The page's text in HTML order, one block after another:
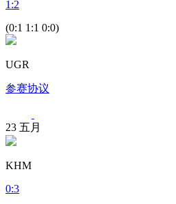
1 :2
(0:1 1:1 0:0)
UGR
参赛协议
23 五月
KHM
0:3